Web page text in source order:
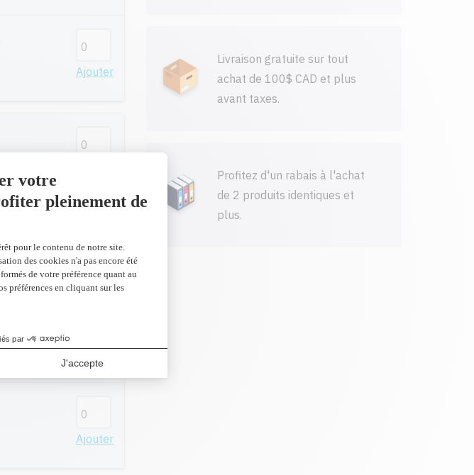
Ajouter
Ajouter
Ajouter
Ajouter
Livraison gratuite sur tout
achat de 100$ CAD et plus
avant taxes.
Profitez d'un rabais à l'achat
de 2 produits identiques et
plus.